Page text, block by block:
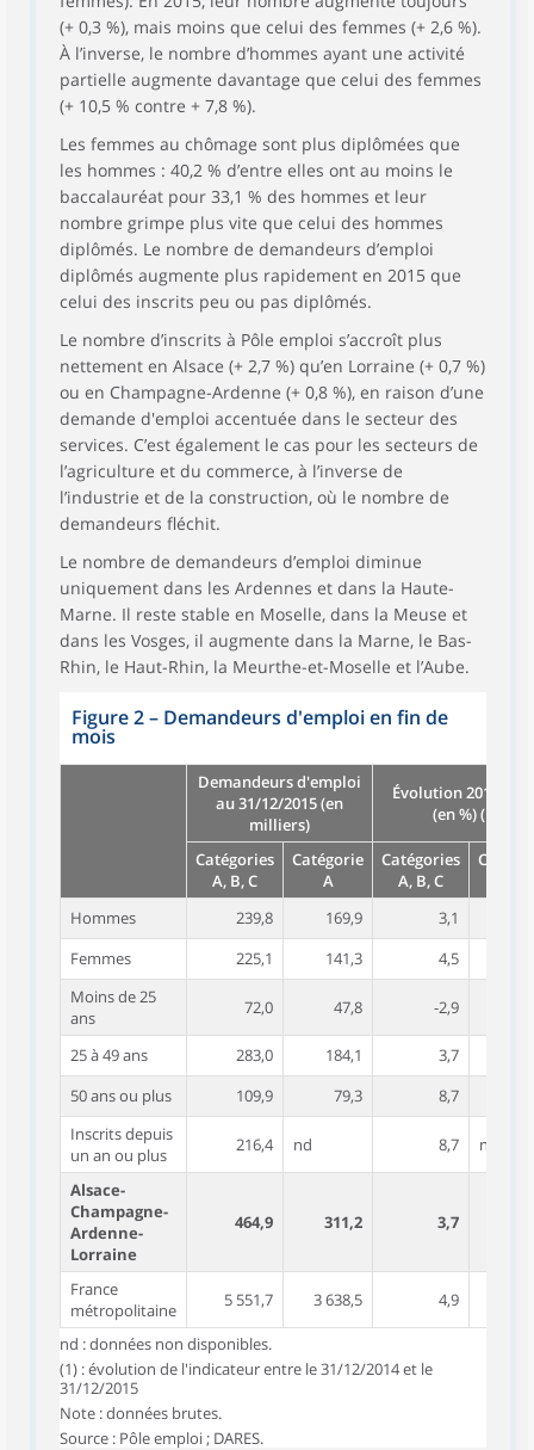
(+ 0,3 %), mais moins que celui des femmes (+ 2,6 %).
À l’inverse, le nombre d’hommes ayant une activité
partielle augmente davantage que celui des femmes
(+ 10,5 % contre + 7,8 %).
Les femmes au chômage sont plus diplômées que
les hommes : 40,2 % d’entre elles ont au moins le
baccalauréat pour 33,1 % des hommes et leur
nombre grimpe plus vite que celui des hommes
diplômés. Le nombre de demandeurs d’emploi
diplômés augmente plus rapidement en 2015 que
celui des inscrits peu ou pas diplômés.
Le nombre d’inscrits à Pôle emploi s’accroît plus
nettement en Alsace (+ 2,7 %) qu’en Lorraine (+ 0,7 %)
ou en Champagne-Ardenne (+ 0,8 %), en raison d’une
demande d'emploi accentuée dans le secteur des
services. C’est également le cas pour les secteurs de
l’agriculture et du commerce, à l’inverse de
l’industrie et de la construction, où le nombre de
demandeurs fléchit.
Le nombre de demandeurs d’emploi diminue
uniquement dans les Ardennes et dans la Haute-
Marne. Il reste stable en Moselle, dans la Meuse et
dans les Vosges, il augmente dans la Marne, le Bas-
Rhin, le Haut-Rhin, la Meurthe-et-Moselle et l’Aube.
Figure 2– Demandeurs d'emploi en fin de
mois
Demandeurs d'emploi
au 31/12/2015 (en
milliers)
Évolution 2015/
(en %) (1)
Catégories
A, B, C
Catégorie
A
Catégories
A, B, C
Hommes
239,8 169,9 3,1
Femmes
225,1 141,3 4,5
Moins de 25
ans
72,0 47,8 -2,9
25 à 49 ans 283,0 184,1 3,7
50 ans ou plus
109,9 79,3 8,7
Inscrits depuis
un an ou plus
216,4 nd 8,7 nd
Alsace-
Champagne-
Ardenne-
Lorraine
464,9 311,2 3,7
France
métropolitaine
5 551,7 3 638,5 4,9
nd : données non disponibles.
(1) : évolution de l'indicateur entre le 31/12/2014 et le
31/12/2015
Note : données brutes.
Source : Pôle emploi ; DARES.